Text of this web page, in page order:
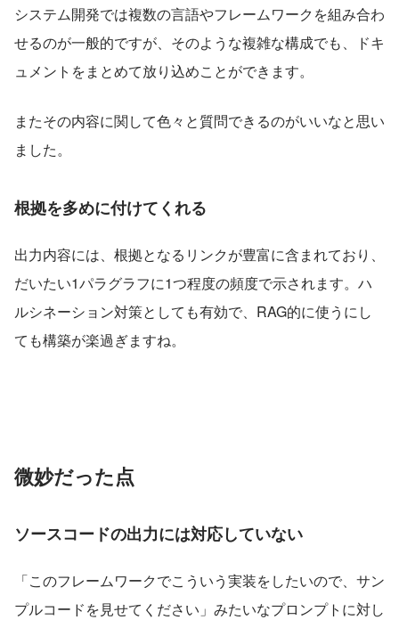
システム開発では複数の言語やフレームワークを組み合わ
せるのが一般的ですが、そのような複雑な構成でも、ドキ
ュメントをまとめて放り込めことができます。
またその内容に関して色々と質問できるのがいいなと思い
ました。
根拠を多めに付けてくれる
出力内容には、根拠となるリンクが豊富に含まれており、
だいたい1パラグラフに1つ程度の頻度で示されます。ハ
ルシネーション対策としても有効で、RAG的に使うにし
ても構築が楽過ぎますね。
微妙だった点
ソースコードの出力には対応していない
「このフレームワークでこういう実装をしたいので、サン
プルコードを見せてください」みたいなプロンプトに対し